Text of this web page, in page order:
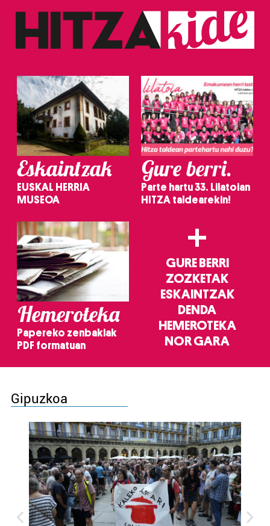
erabiltzeko baimen esplizitua ematen diguzu.Gehiago
irakurri
Eskaintzak
EUSKAL HERRIA
MUSEOA
Gure berri.
Parte hartu 33. Lilatoian
HITZA taldearekin!
Hemeroteka
Papereko zenbakiak
PDF formatuan
+
GURE BERRI
ZOZKETAK
ESKAINTZAK
DENDA
HEMEROTEKA
NOR GARA
Gipuzkoa